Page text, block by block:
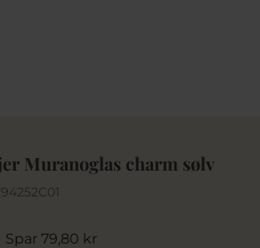
Muranoglas charm sølv
Spar 79,80 kr